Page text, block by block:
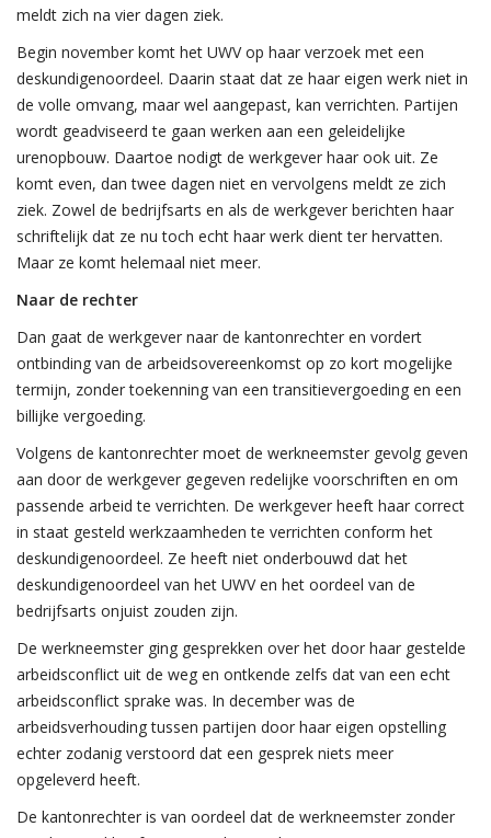
meldt zich na vier dagen ziek.
Begin november komt het UWV op haar verzoek met een
deskundigenoordeel. Daarin staat dat ze haar eigen werk niet in
de volle omvang, maar wel aangepast, kan verrichten. Partijen
wordt geadviseerd te gaan werken aan een geleidelijke
urenopbouw. Daartoe nodigt de werkgever haar ook uit. Ze
komt even, dan twee dagen niet en vervolgens meldt ze zich
ziek. Zowel de bedrijfsarts en als de werkgever berichten haar
schriftelijk dat ze nu toch echt haar werk dient ter hervatten.
Maar ze komt helemaal niet meer.
Naar de rechter
Dan gaat de werkgever naar de kantonrechter en vordert
ontbinding van de arbeidsovereenkomst op zo kort mogelijke
termijn, zonder toekenning van een transitievergoeding en een
billijke vergoeding.
Volgens de kantonrechter moet de werkneemster gevolg geven
aan door de werkgever gegeven redelijke voorschriften en om
passende arbeid te verrichten. De werkgever heeft haar correct
in staat gesteld werkzaamheden te verrichten conform het
deskundigenoordeel. Ze heeft niet onderbouwd dat het
deskundigenoordeel van het UWV en het oordeel van de
bedrijfsarts onjuist zouden zijn.
De werkneemster ging gesprekken over het door haar gestelde
arbeidsconflict uit de weg en ontkende zelfs dat van een echt
arbeidsconflict sprake was. In december was de
arbeidsverhouding tussen partijen door haar eigen opstelling
echter zodanig verstoord dat een gesprek niets meer
opgeleverd heeft.
De kantonrechter is van oordeel dat de werkneemster zonder